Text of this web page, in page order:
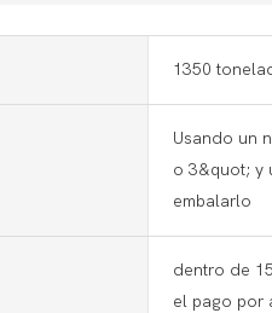
1350
Usando un
o 3&quot; y
embalarlo
dentro de
el pago por